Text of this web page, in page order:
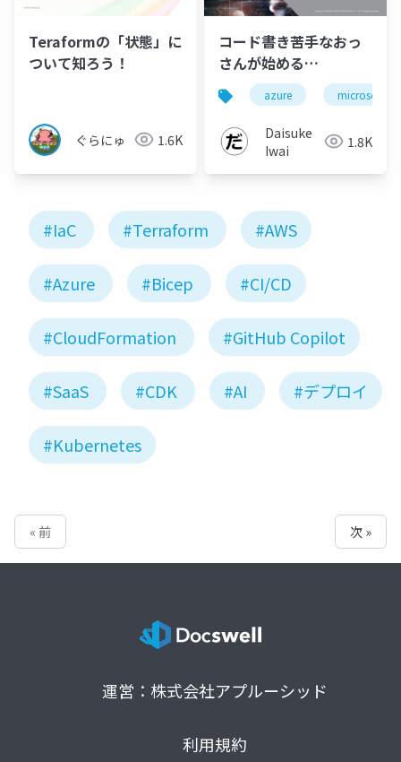
Teraformの「状態」に
ついて知ろう！
ぐらにゅ 1.6K
コード書き苦手なおっ
さんが始める
Terraform +
Azure【Global
Azure2025版】
azure microsoft
Daisuke
Iwai
1.8K
#IaC #Terraform #AWS
#Azure #Bicep #CI/CD
#CloudFormation #GitHub Copilot
#SaaS #CDK #AI #デプロイ
#Kubernetes
« 前 次 »
運営：株式会社アプルーシッド
利用規約